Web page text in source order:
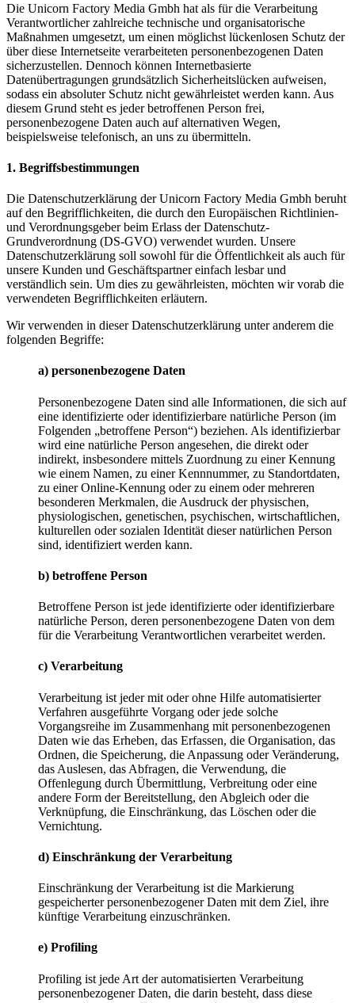
Die Unicorn Factory Media Gmbh hat als für die Verarbeitung
Verantwortlicher zahlreiche technische und organisatorische
Maßnahmen umgesetzt, um einen möglichst lückenlosen Schutz der
über diese Internetseite verarbeiteten personenbezogenen Daten
sicherzustellen. Dennoch können Internetbasierte
Datenübertragungen grundsätzlich Sicherheitslücken aufweisen,
sodass ein absoluter Schutz nicht gewährleistet werden kann. Aus
diesem Grund steht es jeder betroffenen Person frei,
personenbezogene Daten auch auf alternativen Wegen,
beispielsweise telefonisch, an uns zu übermitteln.
1. Begriffsbestimmungen
Die Datenschutzerklärung der Unicorn Factory Media Gmbh beruht
auf den Begrifflichkeiten, die durch den Europäischen Richtlinien-
und Verordnungsgeber beim Erlass der Datenschutz-
Grundverordnung (DS-GVO) verwendet wurden. Unsere
Datenschutzerklärung soll sowohl für die Öffentlichkeit als auch für
unsere Kunden und Geschäftspartner einfach lesbar und
verständlich sein. Um dies zu gewährleisten, möchten wir vorab die
verwendeten Begrifflichkeiten erläutern.
Wir verwenden in dieser Datenschutzerklärung unter anderem die
folgenden Begriffe:
a) personenbezogene Daten
Personenbezogene Daten sind alle Informationen, die sich auf
eine identifizierte oder identifizierbare natürliche Person (im
Folgenden „betroffene Person“) beziehen. Als identifizierbar
wird eine natürliche Person angesehen, die direkt oder
indirekt, insbesondere mittels Zuordnung zu einer Kennung
wie einem Namen, zu einer Kennnummer, zu Standortdaten,
zu einer Online-Kennung oder zu einem oder mehreren
besonderen Merkmalen, die Ausdruck der physischen,
physiologischen, genetischen, psychischen, wirtschaftlichen,
kulturellen oder sozialen Identität dieser natürlichen Person
sind, identifiziert werden kann.
b) betroffene Person
Betroffene Person ist jede identifizierte oder identifizierbare
natürliche Person, deren personenbezogene Daten von dem
für die Verarbeitung Verantwortlichen verarbeitet werden.
c) Verarbeitung
Verarbeitung ist jeder mit oder ohne Hilfe automatisierter
Verfahren ausgeführte Vorgang oder jede solche
Vorgangsreihe im Zusammenhang mit personenbezogenen
Daten wie das Erheben, das Erfassen, die Organisation, das
Ordnen, die Speicherung, die Anpassung oder Veränderung,
das Auslesen, das Abfragen, die Verwendung, die
Offenlegung durch Übermittlung, Verbreitung oder eine
andere Form der Bereitstellung, den Abgleich oder die
Verknüpfung, die Einschränkung, das Löschen oder die
Vernichtung.
d) Einschränkung der Verarbeitung
Einschränkung der Verarbeitung ist die Markierung
gespeicherter personenbezogener Daten mit dem Ziel, ihre
künftige Verarbeitung einzuschränken.
e) Profiling
Profiling ist jede Art der automatisierten Verarbeitung
personenbezogener Daten, die darin besteht, dass diese